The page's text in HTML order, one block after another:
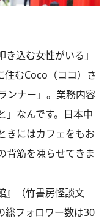
込む女性がいる」
住むCoco（ココ）さ
ンナー」。業務内容
」なんです。日本中
きにはカフェをもお
背筋を凍らせてきま
』（竹書房怪談文
総フォロワー数は30